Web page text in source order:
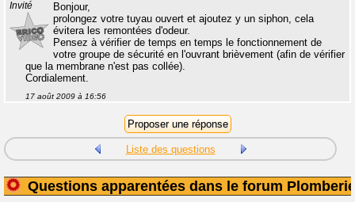
Invité
Bonjour,
prolongez votre tuyau ouvert et ajoutez y un siphon, cela
évitera les remontées d'odeur.
Pensez à vérifier de temps en temps le fonctionnement de
votre groupe de sécurité en l'ouvrant brièvement (afin de vérifier
que la membrane n'est pas collée).
Cordialement.
17 août 2009 à 16:56
Liste des questions
Questions apparentées dans le forum Plomberie